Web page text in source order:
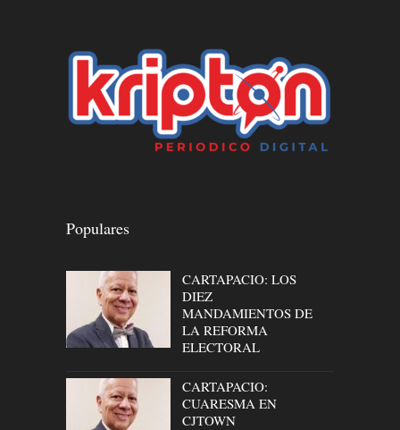
Populares
CARTAPACIO: LOS
DIEZ
MANDAMIENTOS DE
LA REFORMA
ELECTORAL
CARTAPACIO:
CUARESMA EN
CJTOWN